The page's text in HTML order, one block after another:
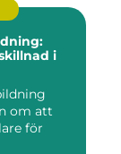
i
om att
för